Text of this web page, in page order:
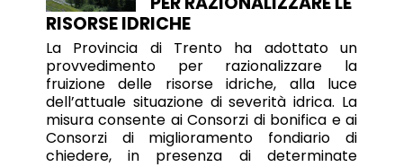
RISORSE IDRICHE
La Provincia di Trento ha adottato un
provvedimento per razionalizzare la
fruizione delle risorse idriche, alla luce
dell’attuale situazione di severità idrica. La
misura consente ai Consorzi di bonifica e ai
Consorzi di miglioramento fondiario di
chiedere, in presenza di determinate